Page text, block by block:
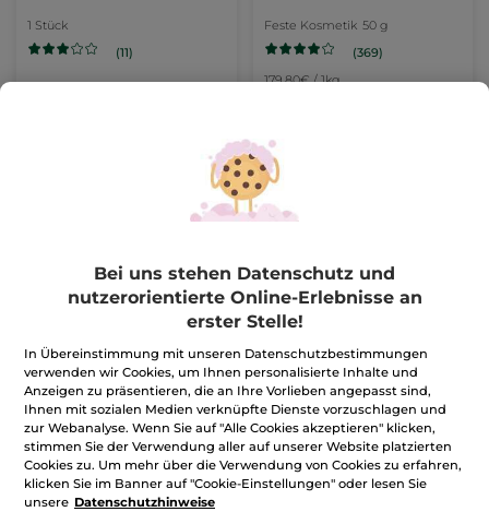
1 Stück
(11)
Feste Kosmetik 50 g
(369)
179,80€ / 1kg
-15%
Bei uns stehen Datenschutz und
nutzerorientierte Online-Erlebnisse an
erster Stelle!
In Übereinstimmung mit unseren Datenschutzbestimmungen
verwenden wir Cookies, um Ihnen personalisierte Inhalte und
Anzeigen zu präsentieren, die an Ihre Vorlieben angepasst sind,
Ihnen mit sozialen Medien verknüpfte Dienste vorzuschlagen und
zur Webanalyse. Wenn Sie auf "Alle Cookies akzeptieren" klicken,
stimmen Sie der Verwendung aller auf unserer Website platzierten
Cookies zu. Um mehr über die Verwendung von Cookies zu erfahren,
klicken Sie im Banner auf "Cookie-Einstellungen" oder lesen Sie
unsere Datenschutzhinweise